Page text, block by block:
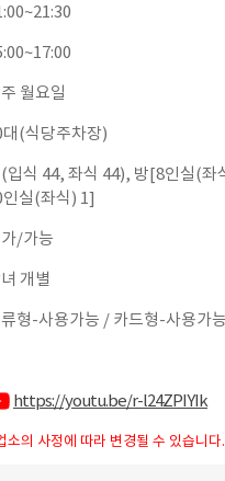
월요일
(식당주차장)
입식 44, 좌식 44), 방[8인실(좌
인실(좌식) 1]
/가능
개별
형-사용가능 / 카드형-사용가능
https://youtu.be/r-l24ZPIYIk
의 사정에 따라 변경될 수 있습니다.